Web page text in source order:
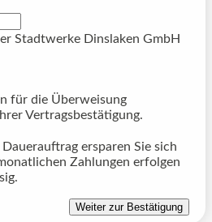
Stadtwerke Dinslaken GmbH
für die Überweisung
Vertragsbestätigung.
ersparen Sie sich
Zahlungen erfolgen
Weiter zur Bestätigung